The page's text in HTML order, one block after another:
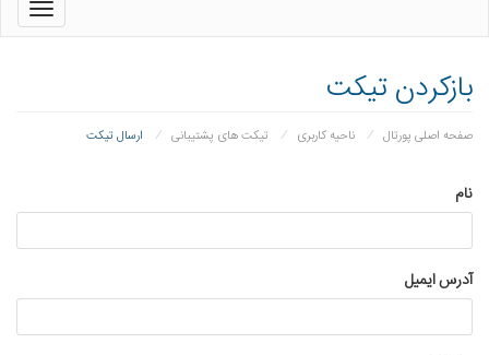
بازکردن تیکت
صفحه اصلی پورتال ناحیه کاربری تیکت های پشتیبانی ارسال تیکت
نام
آدرس ایمیل